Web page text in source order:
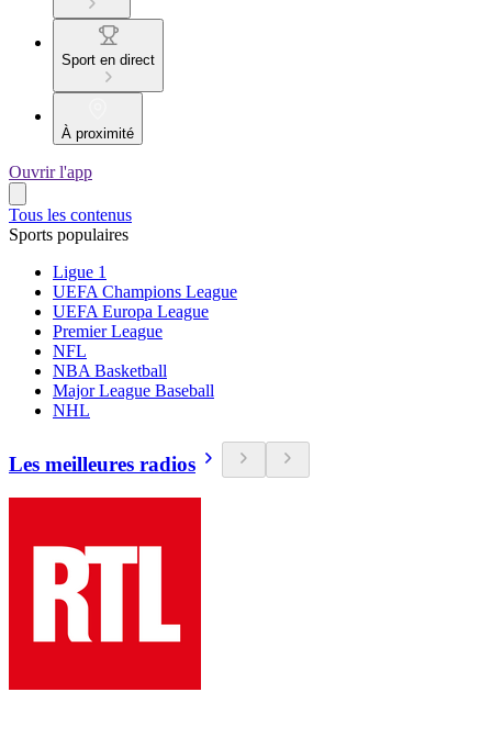
Sport en direct
À proximité
Ouvrir l'app
Tous les contenus
Sports populaires
Ligue 1
UEFA Champions League
UEFA Europa League
Premier League
NFL
NBA Basketball
Major League Baseball
NHL
Les meilleures radios